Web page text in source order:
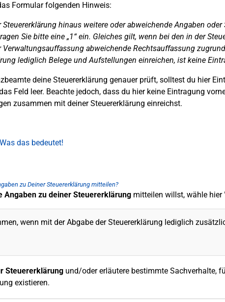
Formular folgenden Hinweis:
hinaus weitere oder abweichende Angaben oder
Sie bitte eine „1“ ein. Gleiches gilt, wenn bei den in der
abweichende Rechtsauffassung
lediglich Belege und Aufstellungen einreichen, ist keine
deine Steuererklärung genauer prüft, solltest du hier
Feld leer. Beachte jedoch, dass du hier keine Eintragung
zusammen mit deiner Steuererklärung einreichst.
das bedeutet!
zu Deiner Steuererklärung mitteilen?
Angaben zu deiner Steuererklärung mitteilen willst, wähle hier
wenn mit der Abgabe der Steuererklärung lediglich
Steuererklärung und/oder erläutere bestimmte Sachverhalte,
existieren.